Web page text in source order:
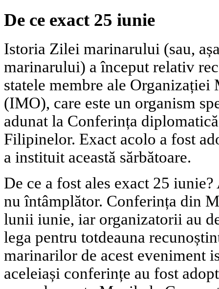
De ce exact 25 iunie
Istoria Zilei marinarului (sau,
marinarului) a început relativ
statele membre ale
(IMO), care este un organism
adunat la Conferința
Filipinelor. Exact acolo a fost
a instituit această sărbătoare.
De ce a fost ales exact 25 iunie?
nu întâmplător. Conferința din
lunii iunie, iar organizatorii au
lega pentru totdeauna
marinarilor de acest eveniment
aceleiași conferințe au fost